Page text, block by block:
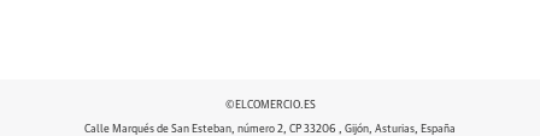
©ELCOMERCIO.ES
Calle Marqués de San Esteban, número 2, CP 33206 , Gijón, Asturias, España